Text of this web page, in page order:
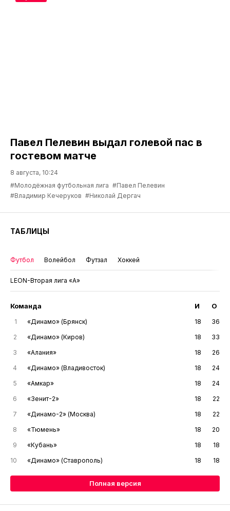
Павел Пелевин выдал голевой пас в
гостевом матче
8 августа, 10:24
#Молодёжная футбольная лига #Павел Пелевин
#Владимир Кечеруков #Николай Дергач
ТАБЛИЦЫ
Футбол Волейбол Футзал Хоккей
LEON-Вторая лига «А»
Команда И О
1 «Динамо» (Брянск) 18
36
2
«Динамо» (Киров) 18
33
3
«Алания» 18
26
4
«Динамо» (Владивосток) 18
24
5
«Амкар» 18
24
6
«Зенит-2» 18
22
7
«Динамо-2» (Москва) 18
22
8
«Тюмень» 18
20
9
«Кубань» 18
18
10
«Динамо» (Ставрополь) 18 18
Полная версия